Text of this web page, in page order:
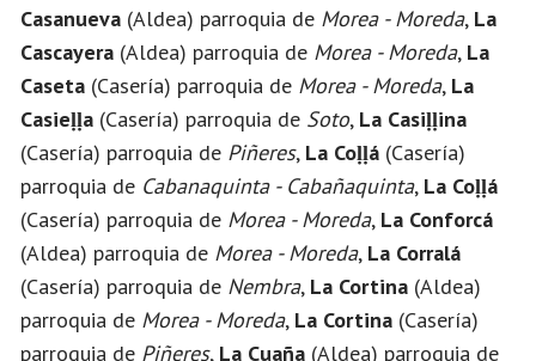
Casanueva (Aldea) parroquia de Morea - Moreda, La
Cascayera (Aldea) parroquia de Morea - Moreda, La
Caseta (Casería) parroquia de Morea - Moreda, La
Casieḷḷa (Casería) parroquia de Soto, La Casiḷḷina
(Casería) parroquia de Piñeres, La Coḷḷá (Casería)
parroquia de Cabanaquinta - Cabañaquinta, La Coḷḷá
(Casería) parroquia de Morea - Moreda, La Conforcá
(Aldea) parroquia de Morea - Moreda, La Corralá
(Casería) parroquia de Nembra, La Cortina (Aldea)
parroquia de Morea - Moreda, La Cortina (Casería)
parroquia de Piñeres, La Cuaña (Aldea) parroquia de